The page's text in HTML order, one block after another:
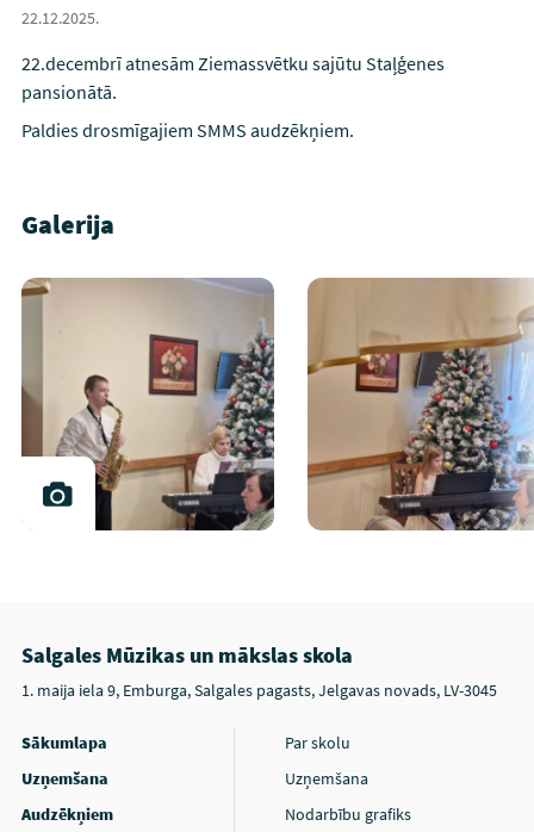
22.12.2025.
22.decembrī atnesām Ziemassvētku sajūtu Staļģenes
pansionātā.
Paldies drosmīgajiem SMMS audzēkņiem.
Galerija
Salgales Mūzikas un mākslas skola
1. maija iela 9, Emburga, Salgales pagasts, Jelgavas novads, LV-3045
Sākumlapa
Uzņemšana
Audzēkņiem
Par skolu
Uzņemšana
Nodarbību grafiks